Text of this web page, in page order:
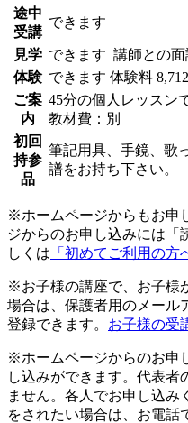
途中
受講
できます
見学 できます 講師との
体験 できます 体験料
ご案
内
45分の個人レッスン
教材費：別
初回
持参
品
筆記用具、手鏡、歌
譜をお持ち下さい。
※ホームページからもお申
ジからのお申し込みには「
しくは 「初めてご利用の方
※お子様の講座で、お子様
場合は、保護者用のメール
登録できます。 お子様の受
※ホームページからのお申
し込みができます。代表者
ません。各人でお申し込み
をされたい場合は、お電話